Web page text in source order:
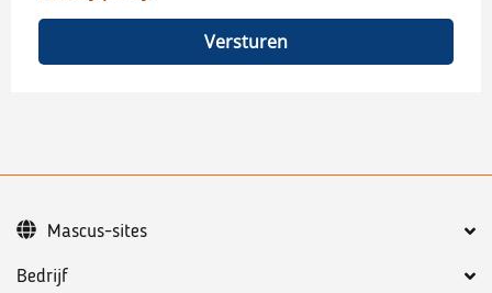
Versturen
Bedrijf
Mascus-sites